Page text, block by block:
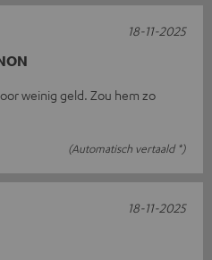
weinig geld. Zou hem zo
(Automatisch vertaald *)
18-11-2025
18-11-2025